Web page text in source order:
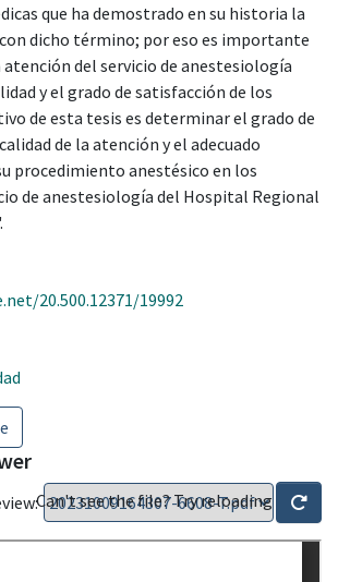
que ha demostrado en su historia la
dicho término; por eso es importante
atención del servicio de anestesiología
y el grado de satisfacción de los
de esta tesis es determinar el grado de
de la atención y el adecuado
procedimiento anestésico en los
de anestesiología del Hospital Regional
20.500.12371/19992
Can't see the file? Try reloading